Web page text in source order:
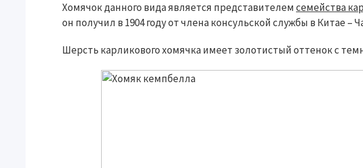
Хомячок данного вида является представителемсемейства
он получил в 1904 году от члена консульской службы в Китае –
Шерсть карликового хомячка имеет золотистый оттенок с